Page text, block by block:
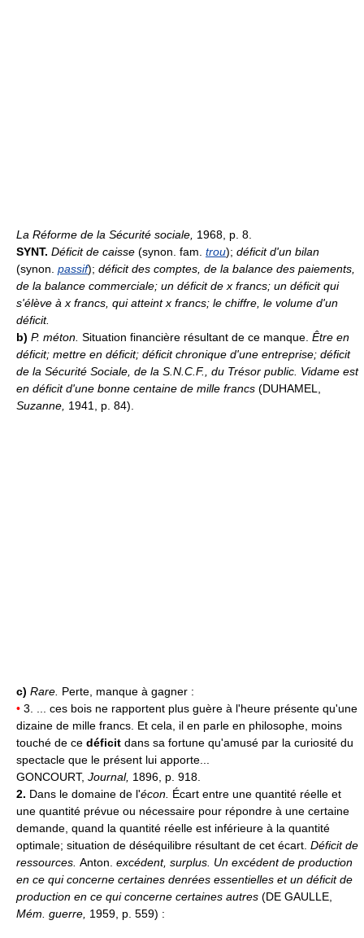
La Réforme de la Sécurité sociale, 1968, p. 8.
SYNT. Déficit de caisse (synon. fam. trou); déficit d'un bilan
(synon. passif); déficit des comptes, de la balance des paiements,
de la balance commerciale; un déficit de x francs; un déficit qui
s'élève à x francs, qui atteint x francs; le chiffre, le volume d'un
déficit.
b) P. méton. Situation financière résultant de ce manque. Être en
déficit; mettre en déficit; déficit chronique d'une entreprise; déficit
de la Sécurité Sociale, de la S.N.C.F., du Trésor public. Vidame est
en déficit d'une bonne centaine de mille francs (DUHAMEL,
Suzanne, 1941, p. 84).
c) Rare. Perte, manque à gagner :
• 3. ... ces bois ne rapportent plus guère à l'heure présente qu'une
dizaine de mille francs. Et cela, il en parle en philosophe, moins
touché de ce déficit dans sa fortune qu'amusé par la curiosité du
spectacle que le présent lui apporte...
GONCOURT, Journal, 1896, p. 918.
2. Dans le domaine de l'écon. Écart entre une quantité réelle et
une quantité prévue ou nécessaire pour répondre à une certaine
demande, quand la quantité réelle est inférieure à la quantité
optimale; situation de déséquilibre résultant de cet écart. Déficit de
ressources. Anton. excédent, surplus. Un excédent de production
en ce qui concerne certaines denrées essentielles et un déficit de
production en ce qui concerne certaines autres (DE GAULLE,
Mém. guerre, 1959, p. 559) :